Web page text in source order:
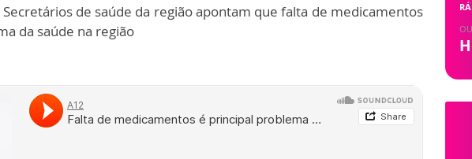
Secretários de saúde da região apontam que falta de medicamentos
da saúde na região